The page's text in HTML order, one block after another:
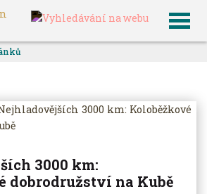
3000 km:
dobrodružství na Kubě